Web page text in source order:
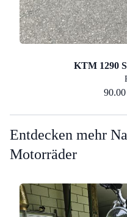
KTM 1290
Entdecken mehr
Motorräder